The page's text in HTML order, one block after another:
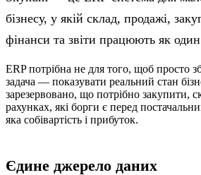
бізнесу, у якій склад, продажі,
фінанси та звіти працюють як
ERP потрібна не для того, щоб просто
задача — показувати реальний стан
зарезервовано, що потрібно закупити,
рахунках, які борги є перед
яка собівартість і прибуток.
Єдине джерело даних